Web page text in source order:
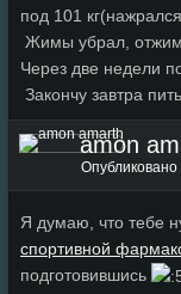
под 101
Жимы убрал,
Через две недели
Закончу завтра
amon
Опубликовано
Я думаю, что тебе
спортивной
подготовившись